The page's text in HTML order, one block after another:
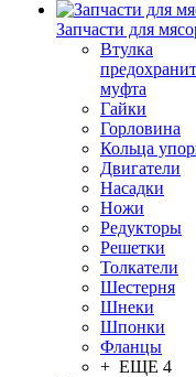
Запчасти для
Втулка
муфта
Гайки
Горловина
Кольца
Двигатели
Насадки
Ножи
Редукторы
Решетки
Толкатели
Шестерня
Шнеки
Шпонки
Фланцы
+ ЕЩЕ 4